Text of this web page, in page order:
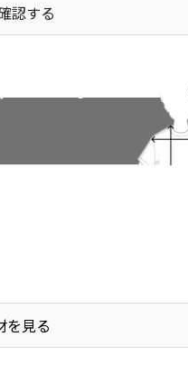
認する
を見る